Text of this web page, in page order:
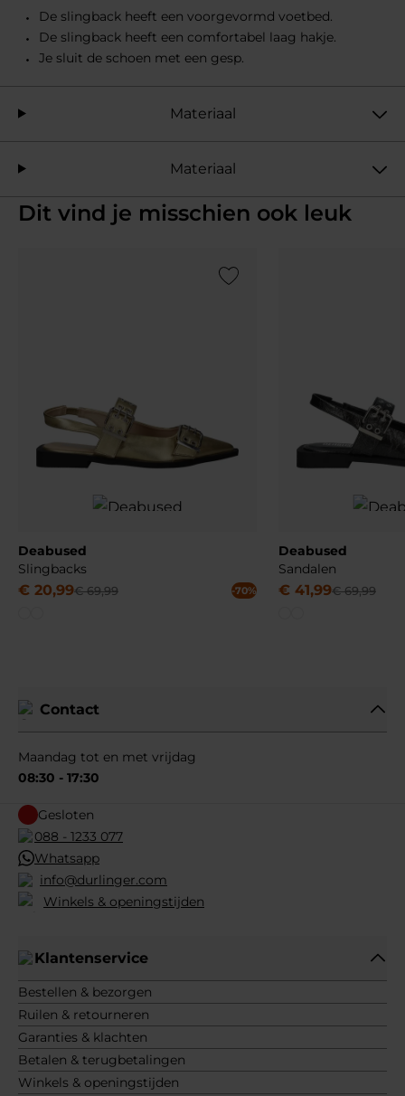
De slingback heeft een voorgevormd voetbed.
De slingback heeft een comfortabel laag hakje.
Je sluit de schoen met een gesp.
Materiaal
Materiaal
Dit vind je misschien ook leuk
Add to Wishlist
Deabused
Slingbacks
€ 20,99€ 69,99 -70%
Deabused
Sandalen
€ 41,99€ 69,99
Contact
Maandag tot en met vrijdag
08:30 - 17:30
Gesloten
088 - 1233 077
Whatsapp
info@durlinger.com
Winkels & openingstijden
Klantenservice
Bestellen & bezorgen
Ruilen & retourneren
Garanties & klachten
Betalen & terugbetalingen
Winkels & openingstijden